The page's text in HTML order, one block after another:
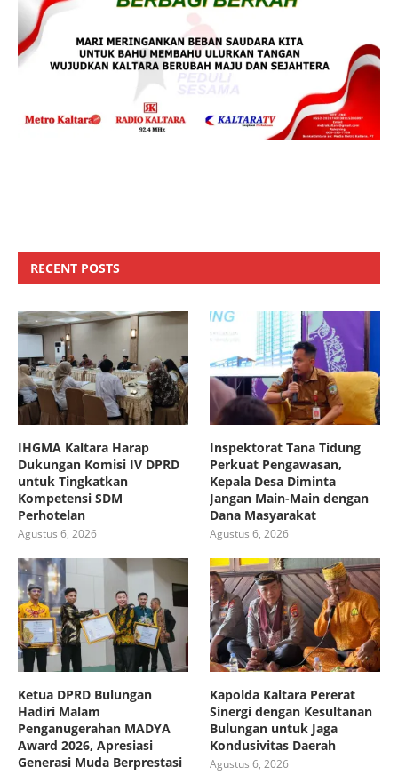
RECENT POSTS
IHGMA Kaltara Harap
Dukungan Komisi IV DPRD
untuk Tingkatkan
Kompetensi SDM
Perhotelan
Agustus 6, 2026
Inspektorat Tana Tidung
Perkuat Pengawasan,
Kepala Desa Diminta
Jangan Main-Main dengan
Dana Masyarakat
Agustus 6, 2026
Ketua DPRD Bulungan
Hadiri Malam
Penganugerahan MADYA
Award 2026, Apresiasi
Generasi Muda Berprestasi
Kapolda Kaltara Pererat
Sinergi dengan Kesultanan
Bulungan untuk Jaga
Kondusivitas Daerah
Agustus 6, 2026